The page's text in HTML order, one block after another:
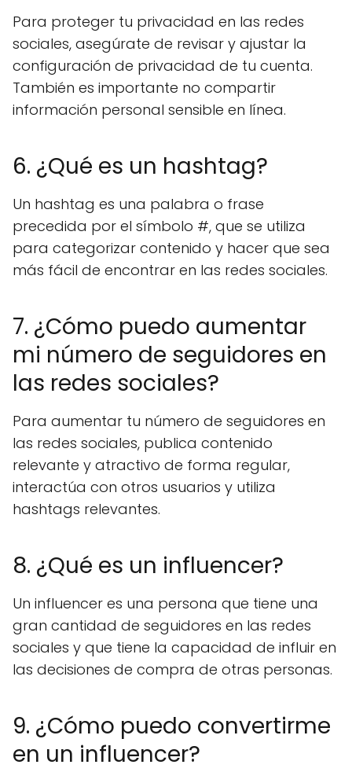
Para proteger tu privacidad en las redes
sociales, asegúrate de revisar y ajustar la
configuración de privacidad de tu cuenta.
También es importante no compartir
información personal sensible en línea.
6. ¿Qué es un hashtag?
Un hashtag es una palabra o frase
precedida por el símbolo #, que se utiliza
para categorizar contenido y hacer que sea
más fácil de encontrar en las redes sociales.
7. ¿Cómo puedo aumentar
mi número de seguidores en
las redes sociales?
Para aumentar tu número de seguidores en
las redes sociales, publica contenido
relevante y atractivo de forma regular,
interactúa con otros usuarios y utiliza
hashtags relevantes.
8. ¿Qué es un influencer?
Un influencer es una persona que tiene una
gran cantidad de seguidores en las redes
sociales y que tiene la capacidad de influir en
las decisiones de compra de otras personas.
9. ¿Cómo puedo convertirme
en un influencer?